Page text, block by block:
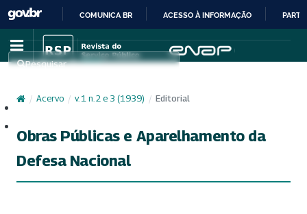
IR
PARA
CONTEÚDO
COMUNICA BR ACESSO À INFORMAÇÃO
Pesquisar
/ Acervo / v. 1 n. 2 e 3 (1939) / Editorial
Obras Públicas e Aparelhamento da
Defesa Nacional